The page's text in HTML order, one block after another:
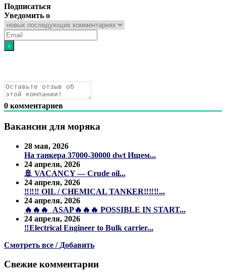
Подписаться
Уведомить о
0 комментариев
Вакансии для моряка
28 мая, 2026
На танкера 37000-30000 dwt Ищем...
24 апреля, 2026
🚢 VACANCY — Crude oil...
24 апреля, 2026
‼️‼️‼️ OIL / CHEMICAL TANKER‼️‼️‼️...
24 апреля, 2026
🔥🔥🔥 ASAP🔥🔥🔥 POSSIBLE IN START...
24 апреля, 2026
‼️Electrical Engineer to Bulk carrier...
Смотреть все / Добавить
Свежие комментарии